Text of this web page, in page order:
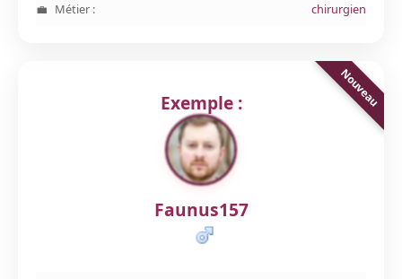
Métier : chirurgien
Exemple :
Faunus157